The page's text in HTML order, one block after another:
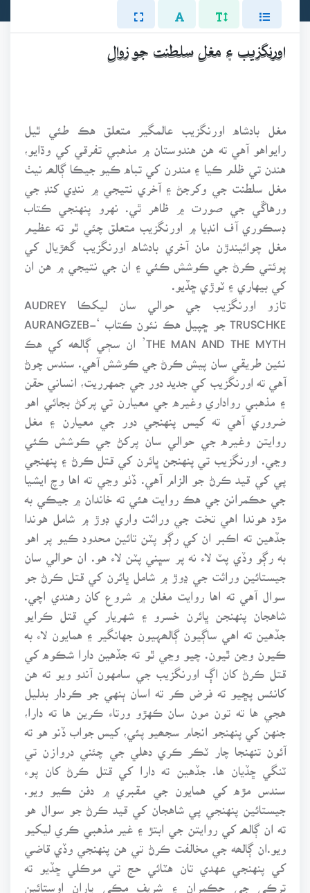
اورنگزيب ۽ مغل سلطنت جو زوال
مغل بادشاه اورنگزيب عالمگير متعلق هڪ طئي ٿيل
رايواهو آهي ته هن هندوستان ۾ مذهبي تفرقي کي وڌايو،
هندن تي ظلم ڪيا ۽ مندرن کي تباه ڪيو جيڪا ڳالھہ نيٺ
مغل سلطنت جي وکرجڻ ۽ آخري نتيجي ۾ ننڍي کنڊ جي
ورهاڱي جي صورت ۾ ظاهر ٿي. نهرو پنهنجي ڪتاب
ڊسڪوري آف انڊيا ۾ اورنگزيب متعلق چئي ٿو ته عظيم
مغل چوائيندڙن مان آخري بادشاه اورنگزيب گھڙيال کي
پوئتي ڪرڻ جي ڪوشش ڪئي ۽ ان جي نتيجي ۾ هن ان
کي بيهاري ۽ ٽوڙي ڇڏيو.
تازو اورنگزيب جي حوالي سان ليکڪا AUDREY
TRUSCHKE جو ڇپيل هڪ نئون ڪتاب ‘AURANGZEB-
THE MAN AND THE MYTH’ ان سڄي ڳالھه کي هڪ
نئين طريقي سان پيش ڪرڻ جي ڪوشش آهي. سندس چوڻ
آهي ته اورنگزيب کي جديد دور جي جمهرريت، انساني حقن
۽ مذهبي رواداري وغيره جي معيارن تي پرکڻ بجائي اهو
ضروري آهي ته کيس پنهنجي دور جي معيارن ۽ مغل
روايتن وغيره جي حوالي سان پرکڻ جي ڪوشش ڪئي
وڃي. اورنگزيب تي پنهنجن ڀائرن کي قتل ڪرڻ ۽ پنهنجي
پي کي قيد ڪرڻ جو الزام آهي. ڏٺو وڃي ته اها وچ ايشيا
جي حڪمرانن جي هڪ روايت هئي ته خاندان ۾ جيڪي به
مڙد هوندا اهي تخت جي وراثت واري ڊوڙ ۾ شامل هوندا
جڏهين ته اڪبر ان کي رڳو پٽن تائين محدود ڪيو پر اهو
به رڳو وڏي پٽ لاء نه پر سڀني پٽن لاء هو. ان حوالي سان
جيستائين وراثت جي ڍوڙ ۾ شامل ڀائرن کي قتل ڪرڻ جو
سوال آهي ته اها روايت مغلن ۾ شروع کان رهندي اچي.
شاهجان پنهنجن ڀائرن خسرو ۽ شهريار کي قتل ڪرايو
جڏهين ته اهي ساڳيون ڳالھہيون جهانگير ۽ همايون لاء به
ڪيون وڃن ٿيون. چيو وڃي ٿو ته جڏهين دارا شڪوه کي
قتل ڪرڻ کان اڳ اورنگزيب جي سامهون آندو ويو ته هن
کانئس پڇيو ته فرض ڪر ته اسان ٻنهي جو ڪردار بدليل
هجي ها ته تون مون سان ڪهڙو ورتاء ڪرين ها ته دارا،
جنهن کي پنهنجو انجام سجھيو پئي، کيس جواب ڏنو هو ته
آئون تنهنجا چار ٽڪر ڪري دهلي جي چئني دروازن تي
ٽنگي ڇڏيان ها. جڏهين ته دارا کي قتل ڪرڻ کان پوء
سندس مڙه کي همايون جي مقبري ۾ دفن ڪيو ويو.
جيستائين پنهنجي پي شاهجان کي قيد ڪرڻ جو سوال هو
ته ان ڳالھہ کي روايتن جي ابتڙ ۽ غير مذهبي ڪري ليکيو
ويو.ان ڳالھه جي مخالفت ڪرڻ تي هن پنهنجي وڏي قاضي
کي پنهنجي عهدي تان هٽائي حج تي موڪلي ڇڏيو ته
ترڪي جي حڪمران ۽ شريف مڪي پاران اوستائين